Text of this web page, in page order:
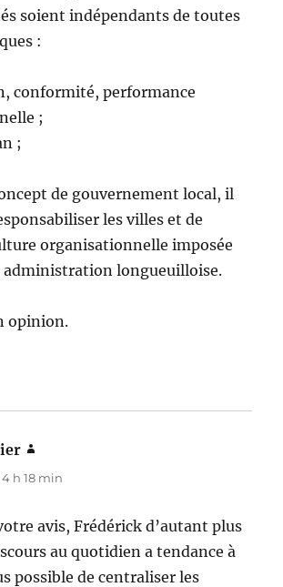
soient indépendants de toutes
:
conformité, performance
;
;
de gouvernement local, il
les villes et de
organisationnelle imposée
administration longueuilloise.
opinion.
4 h 18 min
avis, Frédérick d’autant plus
au quotidien a tendance à
possible de centraliser les